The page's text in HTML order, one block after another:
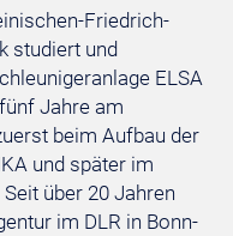
Friedrich-
studiert und
ELSA
Jahre am
beim Aufbau der
und später im
über 20 Jahren
im DLR in Bonn-